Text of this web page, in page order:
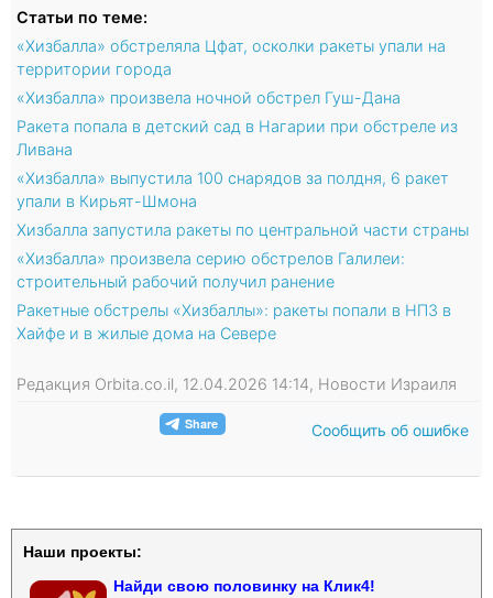
Статьи по теме:
«Хизбалла» обстреляла Цфат, осколки ракеты упали на
территории города
«Хизбалла» произвела ночной обстрел Гуш-Дана
Ракета попала в детский сад в Нагарии при обстреле из
Ливана
«Хизбалла» выпустила 100 снарядов за полдня, 6 ракет
упали в Кирьят-Шмона
Хизбалла запустила ракеты по центральной части страны
«Хизбалла» произвела серию обстрелов Галилеи:
строительный рабочий получил ранение
Ракетные обстрелы «Хизбаллы»: ракеты попали в НПЗ в
Хайфе и в жилые дома на Севере
Редакция Orbita.co.il, 12.04.2026 14:14, Новости Израиля
Сообщить об ошибке
Наши проекты:
Найди свою половинку на Клик4!